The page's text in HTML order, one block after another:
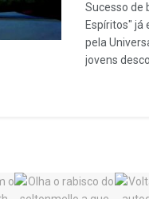
Sucesso de
Espíritos" já
pela
jovens